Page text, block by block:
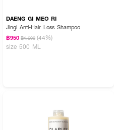
DAENG GI MEO RI
Jingi Anti-Hair Loss Shampoo
฿950 ฿1,690 (44%)
size 500 ML